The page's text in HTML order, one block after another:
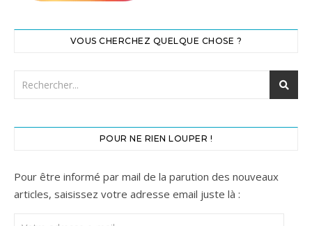
VOUS CHERCHEZ QUELQUE CHOSE ?
POUR NE RIEN LOUPER !
Pour être informé par mail de la parution des nouveaux
articles, saisissez votre adresse email juste là :
Votre adresse e-mail